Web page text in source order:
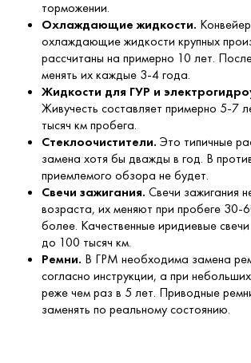
торможении.
Охлаждающие жидкости.
охлаждающие жидкости крупных
рассчитаны на примерно 10 лет.
менять их каждые 3-4 года.
Жидкости для ГУР и
Живучесть составляет примерно 5-7
тысяч км пробега.
Стеклоочистители. Это типичные
замена хотя бы дважды в год. В
приемлемого обзора не будет.
Свечи зажигания. Свечи зажигания
возраста, их меняют при пробеге 30-
более. Качественные иридиевые
до 100 тысяч км.
Ремни. В ГРМ необходима замена
согласно инструкции, а при
реже чем раз в 5 лет. Приводные
заменять по реальному состоянию.